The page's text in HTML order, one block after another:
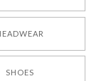
SHOES